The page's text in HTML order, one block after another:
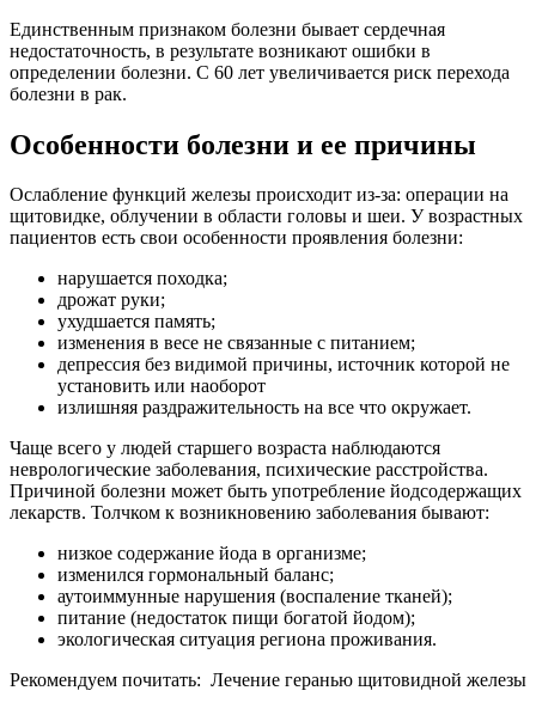
Единственным признаком болезни бывает сердечная
недостаточность, в результате возникают ошибки в
определении болезни. С 60 лет увеличивается риск перехода
болезни в рак.
Особенности болезни и ее причины
Ослабление функций железы происходит из-за: операции на
щитовидке, облучении в области головы и шеи. У возрастных
пациентов есть свои особенности проявления болезни:
нарушается походка;
дрожат руки;
ухудшается память;
изменения в весе не связанные с питанием;
депрессия без видимой причины, источник которой не
установить или наоборот
излишняя раздражительность на все что окружает.
Чаще всего у людей старшего возраста наблюдаются
неврологические заболевания, психические расстройства.
Причиной болезни может быть употребление йодсодержащих
лекарств. Толчком к возникновению заболевания бывают:
низкое содержание йода в организме;
изменился гормональный баланс;
аутоиммунные нарушения (воспаление тканей);
питание (недостаток пищи богатой йодом);
экологическая ситуация региона проживания.
Рекомендуем почитать: Лечение геранью щитовидной железы